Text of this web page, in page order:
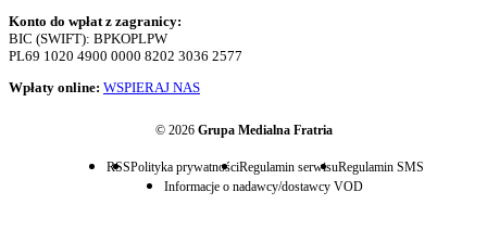
Konto do wpłat z zagranicy:
BIC (SWIFT): BPKOPLPW
PL69 1020 4900 0000 8202 3036 2577
Wpłaty online: WSPIERAJ NAS
© 2026 Grupa Medialna Fratria
RSSPolityka prywatnościRegulamin serwisuRegulamin SMS
Informacje o nadawcy/dostawcy VOD